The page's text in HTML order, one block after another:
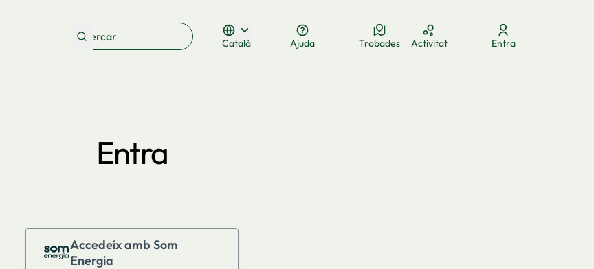
Català
Triar la llenguaElegir el idiomaAukeratu hizkuntza Choose language
Ajuda Trobades Activitat Entra
Entra
Accedeix amb Som
Energia